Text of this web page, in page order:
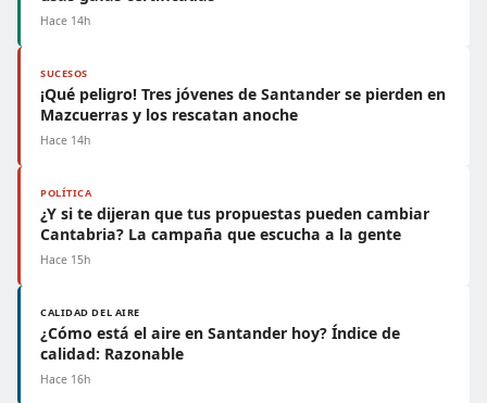
Hace 14h
SUCESOS
¡Qué peligro! Tres jóvenes de Santander se pierden en
Mazcuerras y los rescatan anoche
Hace 14h
POLÍTICA
¿Y si te dijeran que tus propuestas pueden cambiar
Cantabria? La campaña que escucha a la gente
Hace 15h
CALIDAD DEL AIRE
¿Cómo está el aire en Santander hoy? Índice de
calidad: Razonable
Hace 16h